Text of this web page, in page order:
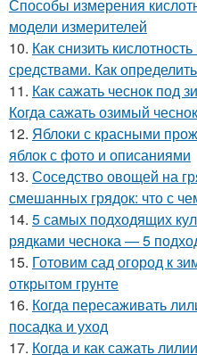
Способы измерения
модели измерителей
10. Как снизить
средствами. Как
11. Как сажать чеснок под
Когда сажать озимый
12. Яблоки с красными
яблок с фото и описаниями
13. Соседство овощей на
смешанных грядок: что с
14. 5 самых подходящих
рядками чеснока — 5
15. Готовим сад огород к
открытом грунте
16. Когда пересаживать
посадка и уход
17. Когда и как сажать